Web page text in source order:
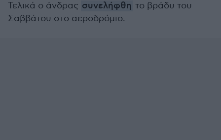
Τελικά ο άνδρας συνελήφθη το βράδυ του
Σαββάτου στο αεροδρόμιο.